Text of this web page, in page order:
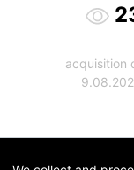
acquisition